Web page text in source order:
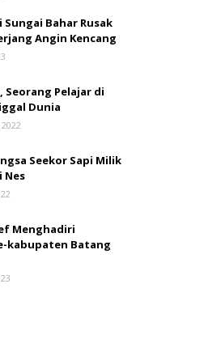
Sungai Bahar Rusak
Angin Kencang
Seorang Pelajar di
Dunia
Seekor Sapi Milik
Nes
Menghadiri
kabupaten Batang